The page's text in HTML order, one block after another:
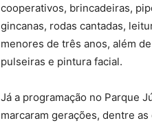
cooperativos, brincadeiras,
gincanas, rodas cantadas,
menores de três anos, além
pulseiras e pintura facial.
Já a programação no Parque
marcaram gerações, dentre